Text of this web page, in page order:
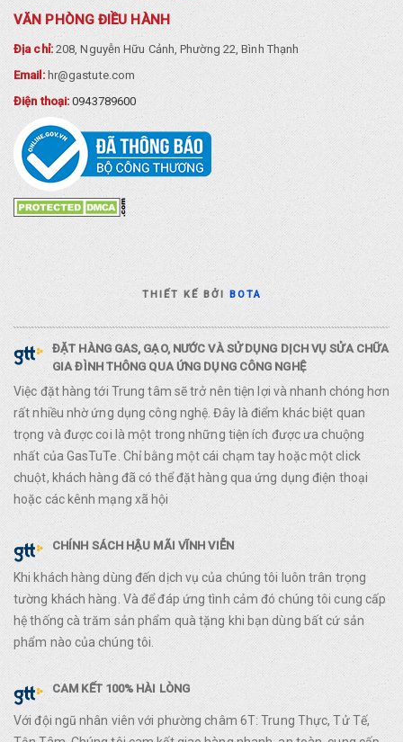
VĂN PHÒNG ĐIỀU HÀNH
Địa chỉ:208, Nguyễn Hữu Cảnh, Phường 22, Bình Thạnh
Email: hr@gastute.com
Điện thoại:0943789600
THIẾT KẾ BỞIBOTA
ĐẶT HÀNG GAS, GẠO, NƯỚC VÀ SỬ DỤNG DỊCH VỤ SỬA CHỮA
GIA ĐÌNH THÔNG QUA ỨNG DỤNG CÔNG NGHỆ
Việc đặt hàng tới Trung tâm sẽ trở nên tiện lợi và nhanh chóng hơn
rất nhiều nhờ ứng dụng công nghệ. Đây là điểm khác biệt quan
trọng và được coi là một trong những tiện ích được ưa chuộng
nhất của GasTuTe. Chỉ bằng một cái chạm tay hoặc một click
chuột, khách hàng đã có thể đặt hàng qua ứng dụng điện thoại
hoặc các kênh mạng xã hội
CHÍNH SÁCH HẬU MÃI VĨNH VIỄN
Khi khách hàng dùng đến dịch vụ của chúng tôi luôn trân trọng
tường khách hàng. Và để đáp ứng tình cảm đó chúng tôi cung cấp
hệ thống cà trăm sản phẩm quà tặng khi bạn dùng bất cứ sản
phẩm nào của chúng tôi.
CAM KẾT 100% HÀI LÒNG
Với đội ngũ nhân viên với phường châm 6T: Trung Thực, Tử Tế,